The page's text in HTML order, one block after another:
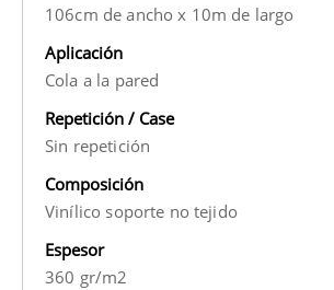
106cm de ancho x 10m de largo
Aplicación
Cola a la pared
Repetición / Case
Sin repetición
Composición
Vinílico soporte no tejido
Espesor
360 gr/m2